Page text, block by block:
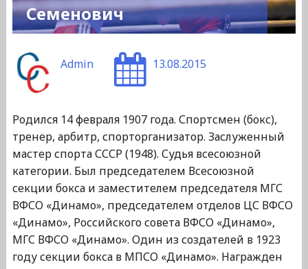
Семенович
Admin 13.08.2015
Родился 14 февраля 1907 года. Спортсмен (бокс),
тренер, арбитр, спорторганизатор. Заслуженный
мастер спорта СССР (1948). Судья всесоюзной
категории. Был председателем Всесоюзной
секции бокса и заместителем председателя МГС
ВФСО «Динамо», председателем отделов ЦС ВФСО
«Динамо», Российского совета ВФСО «Динамо»,
МГС ВФСО «Динамо». Один из создателей в 1923
году секции бокса в МПСО «Динамо». Награжден